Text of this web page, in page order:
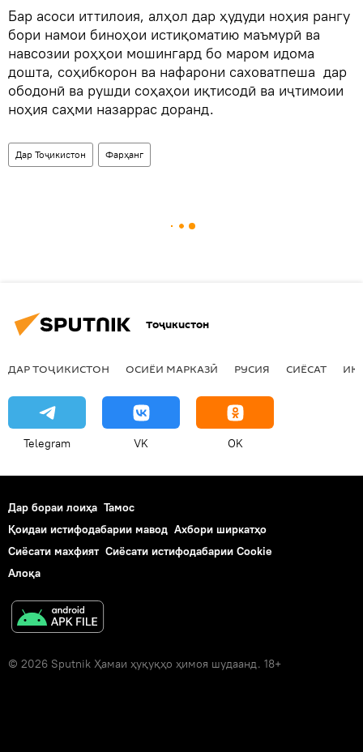
Бар асоси иттилоия, алҳол дар ҳудуди ноҳия рангу
бори намои биноҳои истиқоматию маъмурӣ ва
навсозии роҳҳои мошингард бо маром идома
дошта, соҳибкорон ва нафарони саховатпеша дар
ободонӣ ва рушди соҳаҳои иқтисодӣ ва иҷтимоии
ноҳия саҳми назаррас доранд.
Дар Тоҷикистон Фарҳанг
Тоҷикистон
ДАР ТОҶИКИСТОН ОСИЁИ МАРКАЗӢ РУСИЯ СИЁСАТ
Telegram VK OK
Дар бораи лоиҳа Тамос
Қоидаи истифодабарии мавод Ахбори ширкатҳо
Сиёсати махфият Сиёсати истифодабарии Cookie
Алоқа
© 2026 Sputnik Ҳамаи ҳуқуқҳо ҳимоя шудаанд. 18+